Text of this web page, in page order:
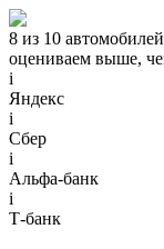
8 из 10 автомобилей
оцениваем выше,
i
Яндекс
i
Сбер
i
Альфа-банк
i
Т-банк